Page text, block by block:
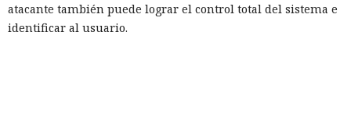
atacante también puede lograr el control total del sistema e
identificar al usuario.